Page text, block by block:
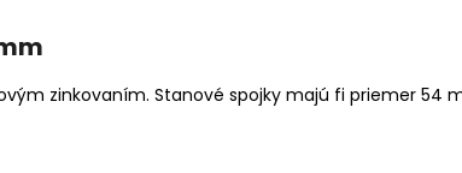
zinkovaním. Stanové spojky majú fi priemer 54